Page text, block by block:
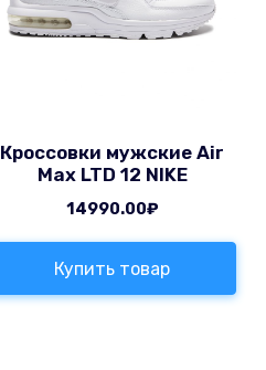
Кроссовки мужские Air
Max LTD 12 NIKE
14990.00₽
Купить товар